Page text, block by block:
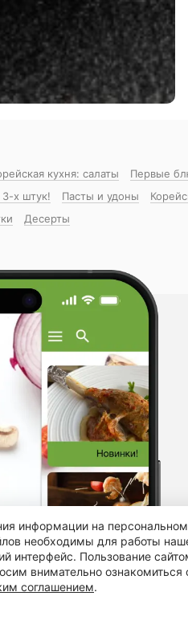
кухня: салаты Первые
3-х штук! Пасты и удоны
Десерты
информации на персональном
необходимы для работы
интерфейс. Пользование
внимательно ознакомиться
соглашением.